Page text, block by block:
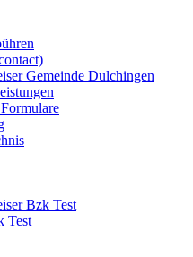
Gemeinde Dulchingen
Bzk Test
Test